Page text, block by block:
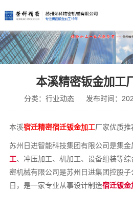
本溪精密钣金加工
分类：行业动态 发布时间：
本溪宿迁精密宿迁钣金加工厂家优质推
苏州日进智能科技集团有限公司是集
工、冲压加工、机加工、设备组装等
密机械有限公司是苏州日进集团控股
日，是一家专业从事设计制造宿迁钣金